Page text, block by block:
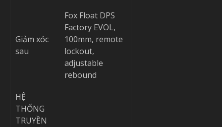
Giảm xóc
sau
Fox Float DPS
Factory EVOL,
100mm, remote
lockout,
adjustable
rebound
HỆ
THỐNG
TRUYỀN